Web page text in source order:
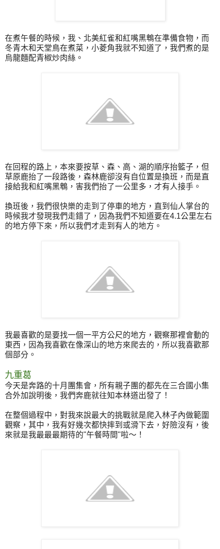
在煮午餐的時候，我、北美紅雀和紅嘴黑鵯在準備食物，而
冬青木和天堂鳥在煮菜，小菱角我就不知道了，我們煮的是
烏龍麵配青椒炒肉絲。
在回程的路上，本來要按草、森、高、湖的順序抬籃子，但
草原鹿抬了一段路後，森林鹿卻沒有自位置是換班，而是直
接給我和紅嘴黑鵯，害我們抬了一公里多，才有人接手。
換班後，我們很快樂的走到了停車的地方，直到仙人掌台的
時候我才發現我們走錯了，因為我們不知道要在4.1公里左右
的地方停下來，所以我們才走到有人的地方。
我最喜歡的是要找一個一平方公尺的地方，觀察那裡會動的
東西，因為我喜歡在像深山的地方來爬去的，所以我喜歡那
個部分。
九重葛
今天是奔路的十月團集會，所有親子團的都先在三合國小集
合外加說明後，我們奔鹿就往知本林道出發了！
在整個過程中，對我來說最大的挑戰就是爬入林子內做範圍
觀察，其中，我有好幾次都快摔到或滑下去，好險沒有，後
來就是我最最最期待的"午餐時間"啦～！